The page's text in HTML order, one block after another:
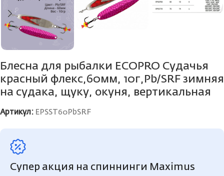
Блесна для рыбалки ECOPRO Судачья
красный флекс,60мм, 10г,Pb/SRF зимняя
на судака, щуку, окуня, вертикальная
Артикул: EPSST60PbSRF
Супер акция на спиннинги Maximus